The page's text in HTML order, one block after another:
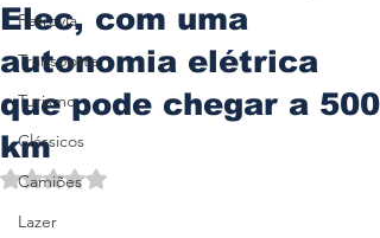
Ferrovia
Transporte
Turismo
Clássicos
Camiões
Lazer
Elec, com uma
autonomia elétrica
que pode chegar a 500
km
Avaliado com NaN de 5 estrelas.